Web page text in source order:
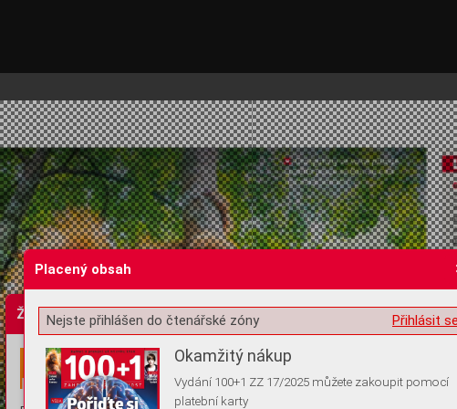
Žádost o souhlas s ukládáním volitelných informací
Placený obsah
Přihlásit
Nejste přihlášen do čtenářské zóny
Okamžitý nákup
Vydání 100+1 ZZ 17/2025 můžete zakoupit pomocí
platební karty